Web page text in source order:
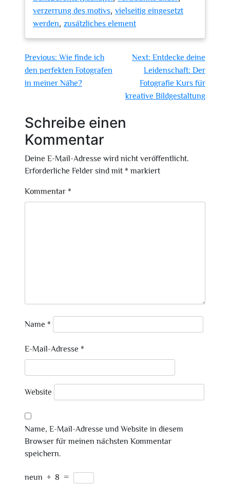
verzerrung des motivs, vielseitig eingesetzt
werden, zusätzliches element
Beitragsnavigation
Previous: Wie finde ich
den perfekten Fotografen
in meiner Nähe?
Next: Entdecke deine
Leidenschaft: Der
Fotografie Kurs für
kreative Bildgestaltung
Schreibe einen
Kommentar
Deine E-Mail-Adresse wird nicht veröffentlicht.
Erforderliche Felder sind mit * markiert
Kommentar *
Name *
E-Mail-Adresse *
Website
Name, E-Mail-Adresse und Website in diesem
Browser für meinen nächsten Kommentar
speichern.
neun + 8 =